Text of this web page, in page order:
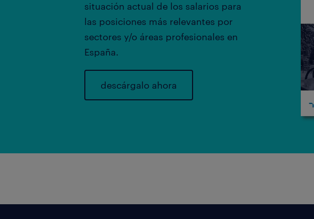
situación actual de los salarios para
las posiciones más relevantes por
sectores y/o áreas profesionales en
España.
descárgalo ahora